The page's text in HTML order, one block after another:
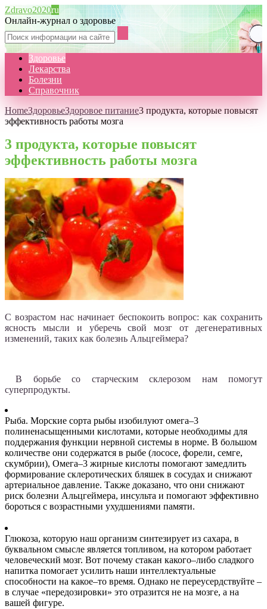
Zdravo2020ru
Онлайн-журнал о здоровье
Здоровье
Лекарства
Болезни
Справочник
HomeЗдоровьеЗдоровое питание3 продукта, которые повысят
эффективность работы мозга
3 продукта, которые повысят
эффективность работы мозга
С возрастом нас начинает беспокоить вопрос: как сохранить
ясность мысли и уберечь свой мозг от дегенеративных
изменений, таких как болезнь Альцгеймера?
В борьбе со старческим склерозом нам помогут
суперпродукты.
Рыба. Морские сорта рыбы изобилуют омега–3
полиненасыщенными кислотами, которые необходимы для
поддержания функции нервной системы в норме. В большом
количестве они содержатся в рыбе (лососе, форели, семге,
скумбрии), Омега–3 жирные кислоты помогают замедлить
формирование склеротических бляшек в сосудах и снижают
артериальное давление. Также доказано, что они снижают
риск болезни Альцгеймера, инсульта и помогают эффективно
бороться с возрастными ухудшениями памяти.
Глюкоза, которую наш организм синтезирует из сахара, в
буквальном смысле является топливом, на котором работает
человеческий мозг. Вот почему стакан какого–либо сладкого
напитка помогает усилить наши интеллектуальные
способности на какое–то время. Однако не переусердствуйте –
в случае «передозировки» это отразится не на мозге, а на
вашей фигуре.